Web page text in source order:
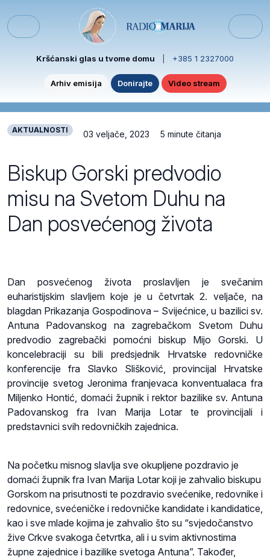
Menu
Kršćanski glas u tvome domu +385 1 2327000
Arhiv emisija Donirajte Video stream
AKTUALNOSTI 03 veljače, 2023 5 minute čitanja
Biskup Gorski predvodio
misu na Svetom Duhu na
Dan posvećenog života
Dan posvećenog života proslavljen je svečanim
euharistijskim slavljem koje je u četvrtak 2. veljače, na
blagdan Prikazanja Gospodinova – Svijećnice, u bazilici sv.
Antuna Padovanskog na zagrebačkom Svetom Duhu
predvodio zagrebački pomoćni biskup Mijo Gorski. U
koncelebraciji su bili predsjednik Hrvatske redovničke
konferencije fra Slavko Slišković, provincijal Hrvatske
provincije svetog Jeronima franjevaca konventualaca fra
Miljenko Hontić, domaći župnik i rektor bazilike sv. Antuna
Padovanskog fra Ivan Marija Lotar te provincijali i
predstavnici svih redovničkih zajednica.
Na početku misnog slavlja sve okupljene pozdravio je
domaći župnik fra Ivan Marija Lotar koji je zahvalio biskupu
Gorskom na prisutnosti te pozdravio svećenike, redovnike i
redovnice, svećeničke i redovničke kandidate i kandidatice,
kao i sve mlade kojima je zahvalio što su “svjedočanstvo
žive Crkve svakoga četvrtka, ali i u svim aktivnostima
župne zajednice i bazilike svetoga Antuna”. Također,